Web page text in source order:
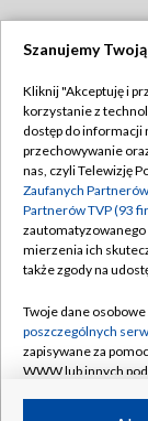
Abonament
Emisja w TVP
Centrum
Naziemna
Rada
System NOS
Informacje o
Szanujemy
Kliknij "Akceptuję i
korzystanie z
dostęp do informacji
przechowywanie
nas, czyli Telewizję
Zaufanych
Partnerów TVP (93
mierzenia ich
także zgody na
Twoje dane
poszczególnych
zapisywane za
WWW lub innych